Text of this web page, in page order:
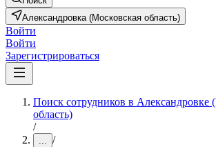
Александровка (Московская область)
Войти
Войти
Зарегистрироваться
Поиск сотрудников в Александровке
область)
/
... /